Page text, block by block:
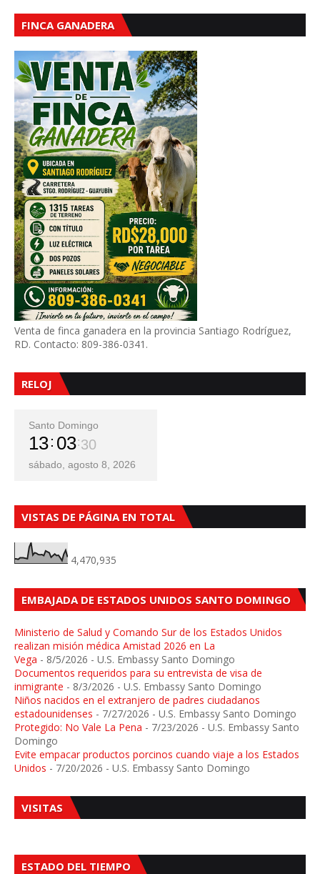
FINCA GANADERA
Venta de finca ganadera en la provincia Santiago Rodríguez,
RD. Contacto: 809-386-0341.
RELOJ
Santo Domingo
13 03 32
sábado, agosto 8, 2026
VISTAS DE PÁGINA EN TOTAL
4,470,935
EMBAJADA DE ESTADOS UNIDOS SANTO DOMINGO
Ministerio de Salud y Comando Sur de los Estados Unidos
realizan misión médica Amistad 2026 en La
Vega - 8/5/2026 - U.S. Embassy Santo Domingo
Documentos requeridos para su entrevista de visa de
inmigrante - 8/3/2026 - U.S. Embassy Santo Domingo
Niños nacidos en el extranjero de padres ciudadanos
estadounidenses - 7/27/2026 - U.S. Embassy Santo Domingo
Protegido: No Vale La Pena - 7/23/2026 - U.S. Embassy Santo
Domingo
Evite empacar productos porcinos cuando viaje a los Estados
Unidos - 7/20/2026 - U.S. Embassy Santo Domingo
VISITAS
ESTADO DEL TIEMPO